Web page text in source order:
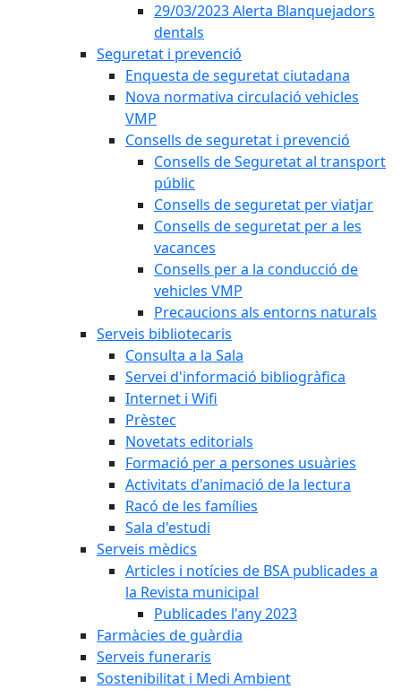
29/03/2023 Alerta Blanquejadors
dentals
Seguretat i prevenció
Enquesta de seguretat ciutadana
Nova normativa circulació vehicles
VMP
Consells de seguretat i prevenció
Consells de Seguretat al transport
públic
Consells de seguretat per viatjar
Consells de seguretat per a les
vacances
Consells per a la conducció de
vehicles VMP
Precaucions als entorns naturals
Serveis bibliotecaris
Consulta a la Sala
Servei d'informació bibliogràfica
Internet i Wifi
Prèstec
Novetats editorials
Formació per a persones usuàries
Activitats d'animació de la lectura
Racó de les famílies
Sala d'estudi
Serveis mèdics
Articles i notícies de BSA publicades a
la Revista municipal
Publicades l'any 2023
Farmàcies de guàrdia
Serveis funeraris
Sostenibilitat i Medi Ambient